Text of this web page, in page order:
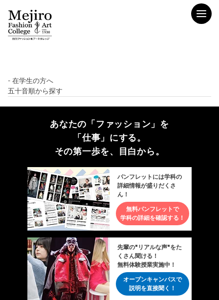
- 在学生の方へ
五十音順から探す
あなたの「ファッション」を
「仕事」にする。
その第一歩を、目白から。
パンフレットには学科の
詳細情報が盛りだくさ
ん！
無料パンフレットで
学科の詳細を確認する！
先輩の"リアルな声"をた
くさん聞ける！
無料体験授業実施中！
オープンキャンパスで
説明を直接聞く！